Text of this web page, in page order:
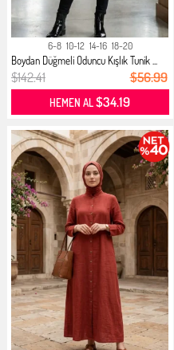
6-8 10-12 14-16 18-20
Boydan Düğmeli Oduncu Kışlık Tunik ...
$142.41 $56.99
HEMEN AL$34.19